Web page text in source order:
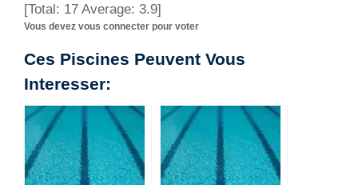
[Total: 17 Average: 3.9]
Vous devez vous connecter pour voter
Ces Piscines Peuvent Vous
Interesser: